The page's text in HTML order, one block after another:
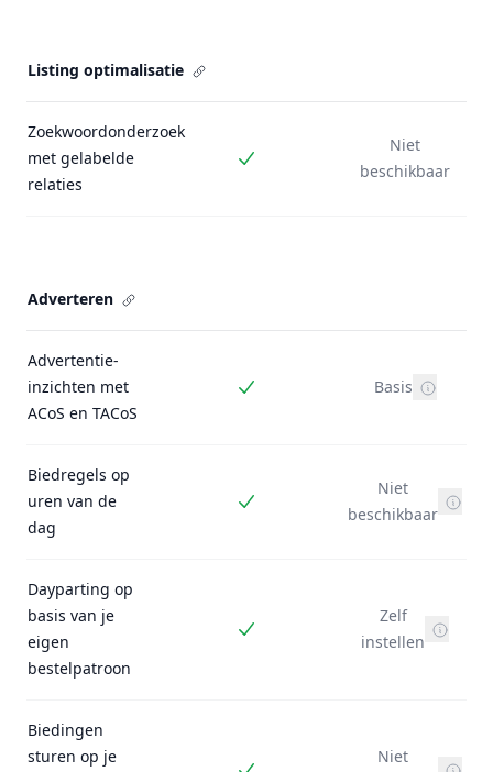
Listing optimalisatie
Zoekwoordonderzoek
met gelabelde
relaties
Inbegrepen
Niet
beschikbaar
Adverteren
Advertentie-
inzichten met
ACoS en TACoS
Inbegrepen Basis
Biedregels op
uren van de
dag
Inbegrepen
Niet
beschikbaar
Dayparting op
basis van je
eigen
bestelpatroon
Inbegrepen
Zelf
instellen
Biedingen
sturen op je
Niet